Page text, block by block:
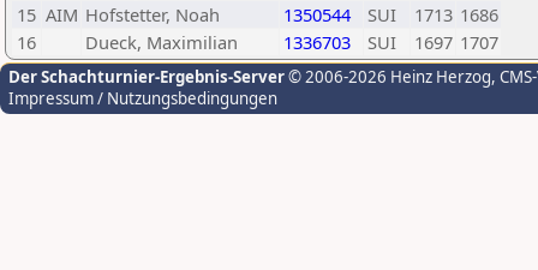
15 AIM Hofstetter, Noah 1350544 SUI 1713 1686
16
Dueck, Maximilian 1336703 SUI 1697 1707
Der Schachturnier-Ergebnis-Server© 2006-2026 Heinz Herzog,
Impressum / Nutzungsbedingungen